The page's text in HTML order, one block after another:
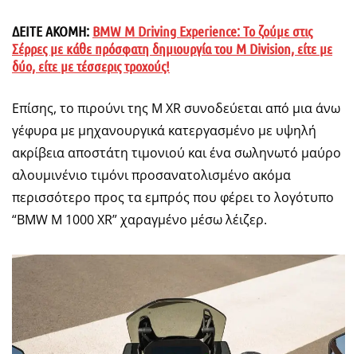
ΔΕΙΤΕ ΑΚΟΜΗ: BMW M Driving Experience:Το ζούμε στις
Σέρρες με κάθε πρόσφατη δημιουργία του M Division,είτε με
δύο, είτε με τέσσερις τροχούς!
Επίσης, το πιρούνι της M XR συνοδεύεται από μια άνω
γέφυρα με μηχανουργικά κατεργασμένο με υψηλή
ακρίβεια αποστάτη τιμονιού και ένα σωληνωτό μαύρο
αλουμινένιο τιμόνι προσανατολισμένο ακόμα
περισσότερο προς τα εμπρός που φέρει το λογότυπο
“BMW M 1000 XR” χαραγμένο μέσω λέιζερ.